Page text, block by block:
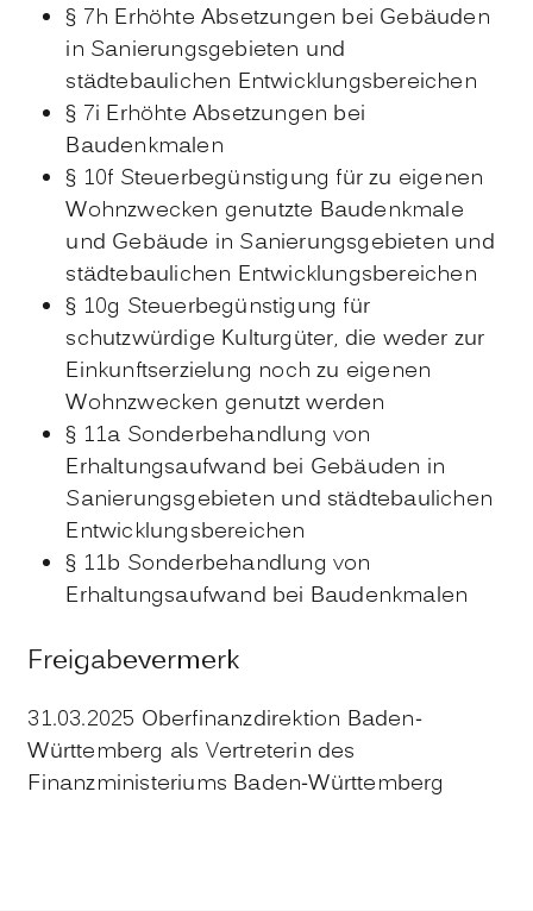
§ 7h Erhöhte Absetzungen bei Gebäuden
in Sanierungsgebieten und
städtebaulichen Entwicklungsbereichen
§ 7i Erhöhte Absetzungen bei
Baudenkmalen
§ 10f Steuerbegünstigung für zu eigenen
Wohnzwecken genutzte Baudenkmale
und Gebäude in Sanierungsgebieten und
städtebaulichen Entwicklungsbereichen
§ 10g Steuerbegünstigung für
schutzwürdige Kulturgüter, die weder zur
Einkunftserzielung noch zu eigenen
Wohnzwecken genutzt werden
§ 11a Sonderbehandlung von
Erhaltungsaufwand bei Gebäuden in
Sanierungsgebieten und städtebaulichen
Entwicklungsbereichen
§ 11b Sonderbehandlung von
Erhaltungsaufwand bei Baudenkmalen
Freigabevermerk
31.03.2025 Oberfinanzdirektion Baden-
Württemberg als Vertreterin des
Finanzministeriums Baden-Württemberg